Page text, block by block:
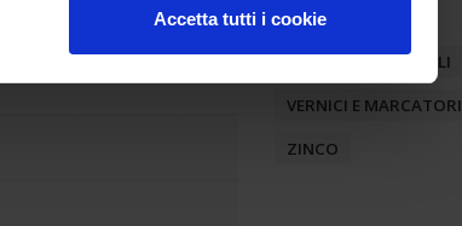
Accetta tutti i cookie
UTENSILI
VEICOLI INDUSTRIALI
VERNICI E MARCATORI
ZINCO